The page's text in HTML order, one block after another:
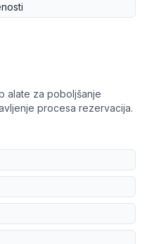
alate za poboljšanje
procesa rezervacija.